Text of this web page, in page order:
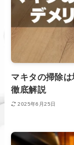
マキタの掃除
徹底解説
2025年6月25日